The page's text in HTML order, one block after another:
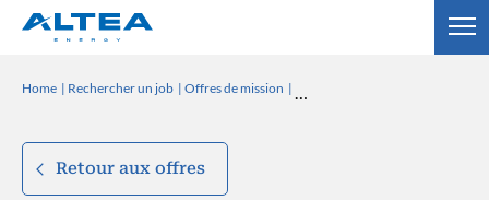
Home Rechercher un job Offres de mission
Retour aux offres